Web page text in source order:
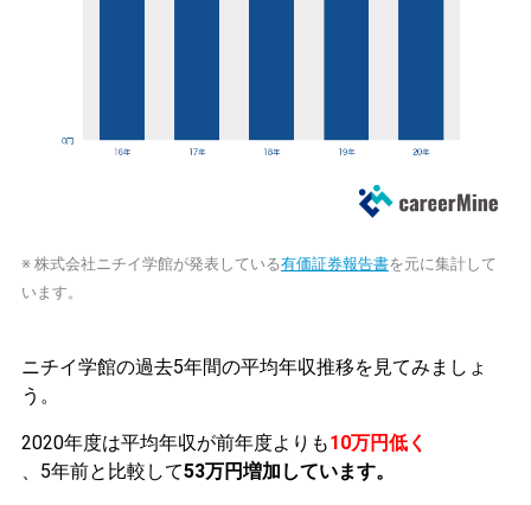
※ 株式会社ニチイ学館が発表している有価証券報告書を元に集計して
います。
ニチイ学館の過去5年間の平均年収推移を見てみましょ
う。
2020年度は平均年収が前年度よりも10万円低く
、5年前と比較して53万円増加しています。